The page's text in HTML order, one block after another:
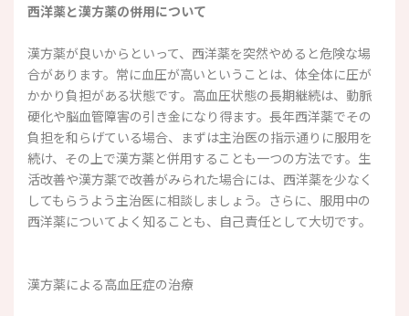
西洋薬と漢方薬の併用について
漢方薬が良いからといって、西洋薬を突然やめると危険な場
合があります。常に血圧が高いということは、体全体に圧が
かかり負担がある状態です。高血圧状態の長期継続は、動脈
硬化や脳血管障害の引き金になり得ます。長年西洋薬でその
負担を和らげている場合、まずは主治医の指示通りに服用を
続け、その上で漢方薬と併用することも一つの方法です。生
活改善や漢方薬で改善がみられた場合には、西洋薬を少なく
してもらうよう主治医に相談しましょう。さらに、服用中の
西洋薬についてよく知ることも、自己責任として大切です。
漢方薬による高血圧症の治療